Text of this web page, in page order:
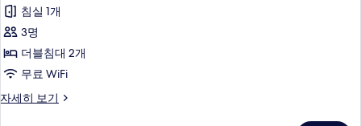
전
망
사
진
모
개,
시
내
전
자
더
블
룸,
더
블
침실 1개
3명
더블침대 2개
무료 WiFi
자세히 보기
슈